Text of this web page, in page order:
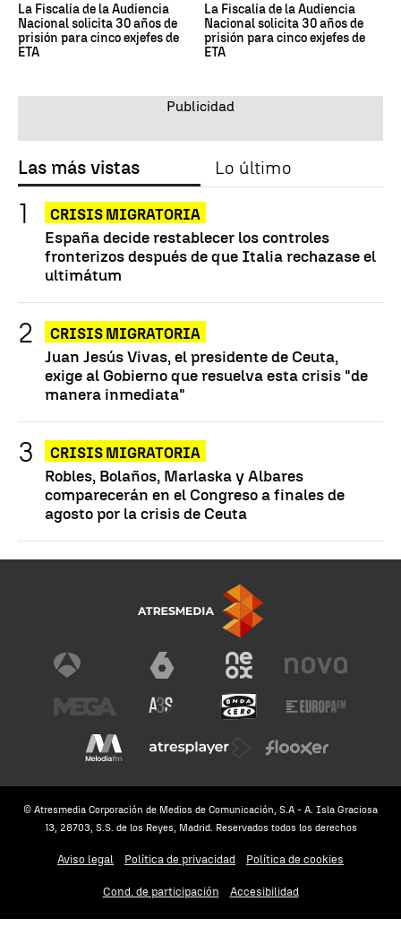
La Fiscalía de la Audiencia
Nacional solicita 30 años de
prisión para cinco exjefes de
ETA
La Fiscalía de la Audiencia
Nacional solicita 30 años de
prisión para cinco exjefes de
ETA
Las más vistas Lo último
CRISIS MIGRATORIA
España decide restablecer los controles
fronterizos después de que Italia rechazase el
ultimátum
CRISIS MIGRATORIA
Juan Jesús Vivas, el presidente de Ceuta,
exige al Gobierno que resuelva esta crisis "de
manera inmediata"
CRISIS MIGRATORIA
Robles, Bolaños, Marlaska y Albares
comparecerán en el Congreso a finales de
agosto por la crisis de Ceuta
© Atresmedia Corporación de Medios de Comunicación, S.A - A. Isla Graciosa
13, 28703, S.S. de los Reyes, Madrid. Reservados todos los derechos
Aviso legal Política de privacidad Política de cookies
Cond. de participación Accesibilidad